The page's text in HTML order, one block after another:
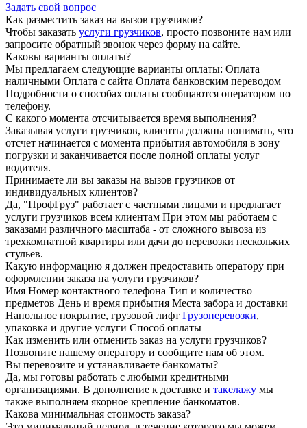
Задать свой вопрос
Как разместить заказ на вызов грузчиков?
Чтобы заказать услуги грузчиков, просто позвоните нам или
запросите обратный звонок через форму на сайте.
Каковы варианты оплаты?
Мы предлагаем следующие варианты оплаты: Оплата
наличными Оплата с сайта Оплата банковским переводом
Подробности о способах оплаты сообщаются оператором по
телефону.
С какого момента отсчитывается время выполнения?
Заказывая услуги грузчиков, клиенты должны понимать, что
отсчет начинается с момента прибытия автомобиля в зону
погрузки и заканчивается после полной оплаты услуг
водителя.
Принимаете ли вы заказы на вызов грузчиков от
индивидуальных клиентов?
Да, "ПрофГруз" работает с частными лицами и предлагает
услуги грузчиков всем клиентам При этом мы работаем с
заказами различного масштаба - от сложного вывоза из
трехкомнатной квартиры или дачи до перевозки нескольких
стульев.
Какую информацию я должен предоставить оператору при
оформлении заказа на услуги грузчиков?
Имя Номер контактного телефона Тип и количество
предметов День и время прибытия Места забора и доставки
Напольное покрытие, грузовой лифт Грузоперевозки,
упаковка и другие услуги Способ оплаты
Как изменить или отменить заказ на услуги грузчиков?
Позвоните нашему оператору и сообщите нам об этом.
Вы перевозите и устанавливаете банкоматы?
Да, мы готовы работать с любыми кредитными
организациями. В дополнение к доставке и такелажу мы
также выполняем якорное крепление банкоматов.
Какова минимальная стоимость заказа?